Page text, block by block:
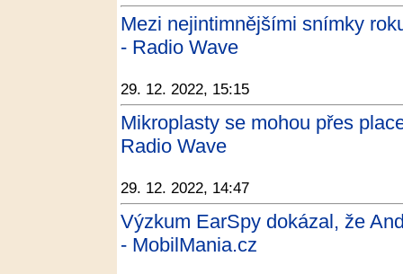
Mezi nejintimnějšími snímky
- Radio Wave
29. 12. 2022, 15:15
Mikroplasty se mohou přes
Radio Wave
29. 12. 2022, 14:47
Výzkum EarSpy dokázal, že
- MobilMania.cz